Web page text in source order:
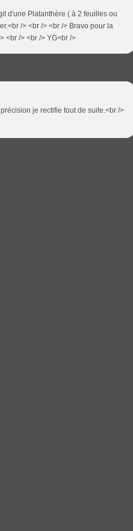
d'une Platanthère ( à 2 feuilles ou
/> <br /> <br /> Bravo pour la
<br /> <br /> YG<br />
je rectifie tout de suite.<br />